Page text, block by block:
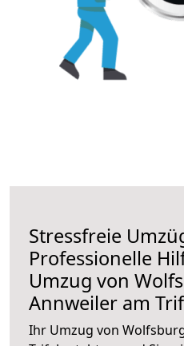
Stressfreie
Professionelle
Umzug von
Annweiler am
Ihr Umzug von